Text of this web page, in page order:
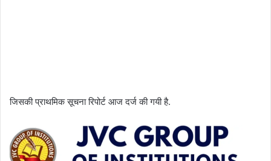
जिसकी प्राथमिक सूचना रिपोर्ट आज दर्ज की गयी है.